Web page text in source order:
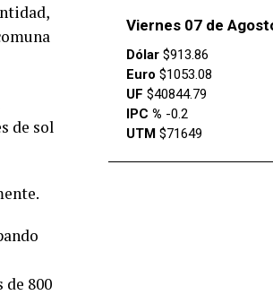
de sol
800
Viernes 07 de
Dólar $913.86
Euro $1053.08
UF $40844.79
IPC % -0.2
UTM $71649